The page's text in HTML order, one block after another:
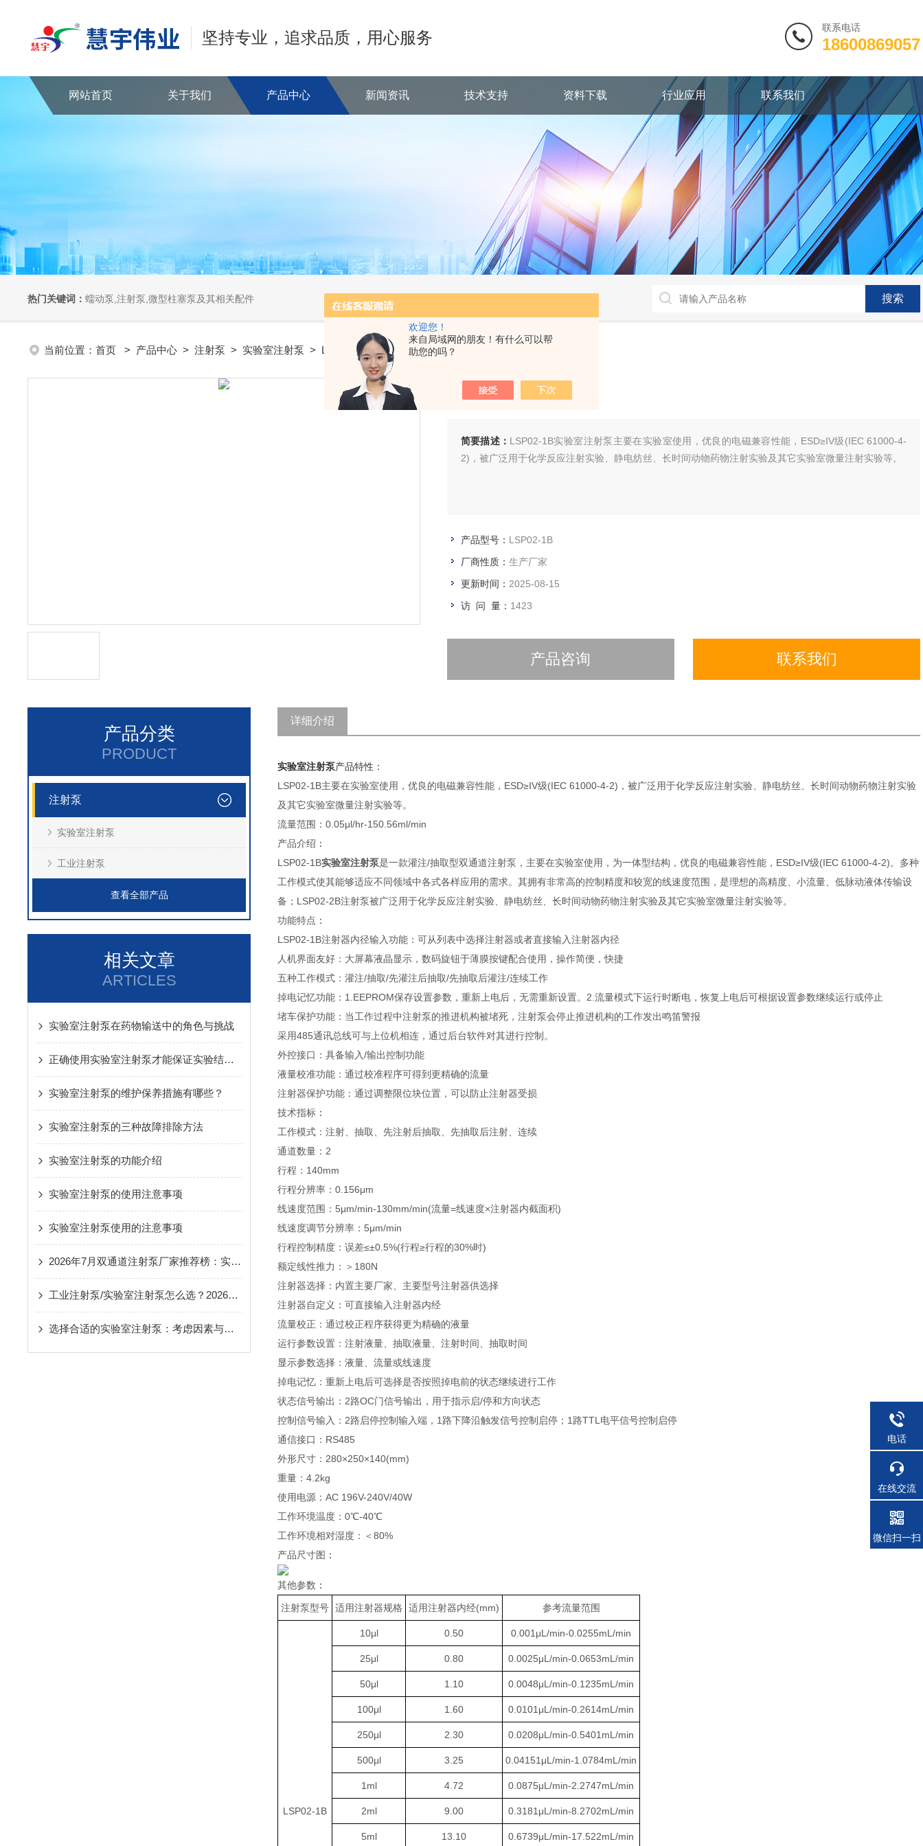
欢迎您！
来自局域网的朋友！有什么可以帮
助您的吗？
坚持专业，追求品质，用心服务
联系电话
18600869057
网站首页 关于我们 产品中心 新闻资讯 技术支持 资料下载 行业应用 联系我们
热门关键词： 蠕动泵,注射泵,微型柱塞泵及其相关配件
当前位置： 首页 > 产品中心 > 注射泵 > 实验室注射泵 > LSP02-1B实验室注射泵
实验室注射泵
简要描述： LSP02-1B实验室注射泵主要在实验室使用，优良的电磁兼容性能，ESD≥IV级(IEC 61000-4-
2)，被广泛用于化学反应注射实验、静电纺丝、长时间动物药物注射实验及其它实验室微量注射实验等。
产品型号： LSP02-1B
厂商性质： 生产厂家
更新时间： 2025-08-15
访 问 量： 1423
产品咨询 联系我们
产品分类
PRODUCT
注射泵
实验室注射泵
工业注射泵
查看全部产品
相关文章
ARTICLES
实验室注射泵在药物输送中的角色与挑战
正确使用实验室注射泵才能保证实验结果的准确性
实验室注射泵的维护保养措施有哪些？
实验室注射泵的三种故障排除方法
实验室注射泵的功能介绍
实验室注射泵的使用注意事项
实验室注射泵使用的注意事项
2026年7月双通道注射泵厂家推荐榜：实验室注射泵/工业注射泵/四通道注射泵/多通道注射泵公司优选！
工业注射泵/实验室注射泵怎么选？2026年主流品牌实力对比与选型避坑指南
选择合适的实验室注射泵：考虑因素与建议
详细介绍
实验室注射泵产品特性：
LSP02-1B主要在实验室使用，优良的电磁兼容性能，ESD≥IV级(IEC 61000-4-2)，被广泛用于化学反应注射实验、静电纺丝、长时间动物药物注射实验
及其它实验室微量注射实验等。
流量范围：0.05μl/hr-150.56ml/min
产品介绍 ：
LSP02-1B实验室注射泵是一款灌注/抽取型双通道注射泵，主要在实验室使用，为一体型结构，优良的电磁兼容性能，ESD≥IV级(IEC 61000-4-2)。多种
工作模式使其能够适应不同领域中各式各样应用的需求。其拥有非常高的控制精度和较宽的线速度范围，是理想的高精度、小流量、低脉动液体传输设
备；LSP02-2B注射泵被广泛用于化学反应注射实验、静电纺丝、长时间动物药物注射实验及其它实验室微量注射实验等。
功能特点 ：
LSP02-1B注射器内径输入功能：可从列表中选择注射器或者直接输入注射器内径
人机界面友好：大屏幕液晶显示，数码旋钮于薄膜按键配合使用，操作简便，快捷
五种工作模式：灌注/抽取/先灌注后抽取/先抽取后灌注/连续工作
掉电记忆功能：1.EEPROM保存设置参数，重新上电后，无需重新设置。2.流量模式下运行时断电，恢复上电后可根据设置参数继续运行或停止
堵车保护功能：当工作过程中注射泵的推进机构被堵死，注射泵会停止推进机构的工作发出鸣笛警报
采用485通讯总线可与上位机相连，通过后台软件对其进行控制。
外控接口：具备输入/输出控制功能
液量校准功能：通过校准程序可得到更精确的流量
注射器保护功能：通过调整限位块位置，可以防止注射器受损
技术指标 ：
工作模式：注射、抽取、先注射后抽取、先抽取后注射、连续
通道数量：2
行程：140mm
行程分辨率：0.156μm
线速度范围：5μm/min-130mm/min(流量=线速度×注射器内截面积)
线速度调节分辨率：5μm/min
行程控制精度：误差≤±0.5%(行程≥行程的30%时)
额定线性推力：＞180N
注射器选择：内置主要厂家、主要型号注射器供选择
注射器自定义：可直接输入注射器内经
流量校正：通过校正程序获得更为精确的液量
运行参数设置：注射液量、抽取液量、注射时间、抽取时间
显示参数选择：液量、流量或线速度
掉电记忆：重新上电后可选择是否按照掉电前的状态继续进行工作
状态信号输出：2路OC门信号输出，用于指示启/停和方向状态
控制信号输入：2路启停控制输入端，1路下降沿触发信号控制启停；1路TTL电平信号控制启停
通信接口：RS485
外形尺寸：280×250×140(mm)
重量：4.2kg
使用电源：AC 196V-240V/40W
工作环境温度：0℃-40℃
工作环境相对湿度：＜80%
产品尺寸图 ：
其他参数 ：
注射泵型号 适用注射器规格 适用注射器内经(mm) 参考流量范围
LSP02-1B
10μl 0.50 0.001μL/min-0.0255mL/min
25μl 0.80 0.0025μL/min-0.0653mL/min
50μl 1.10 0.0048μL/min-0.1235mL/min
100μl 1.60 0.0101μL/min-0.2614mL/min
250μl 2.30 0.0208μL/min-0.5401mL/min
500μl 3.25 0.04151μL/min-1.0784mL/min
1ml 4.72 0.0875μL/min-2.2747mL/min
2ml 9.00 0.3181μL/min-8.2702mL/min
5ml 13.10 0.6739μL/min-17.522mL/min
电话
在线交流
微信扫一扫